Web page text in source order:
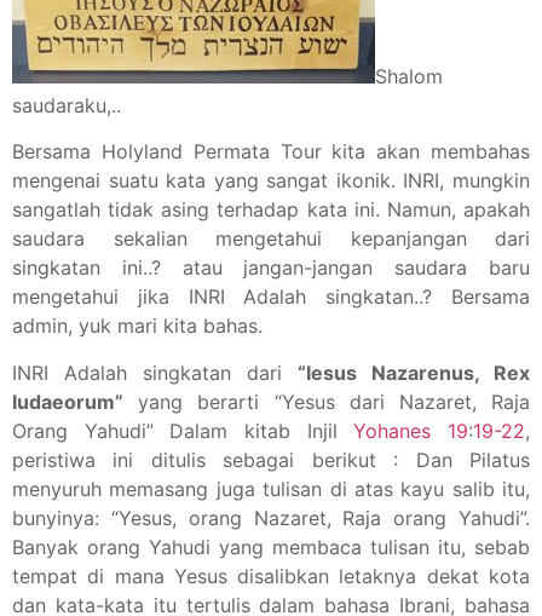
Shalom
saudaraku,..
Bersama Holyland Permata Tour kita akan membahas
mengenai suatu kata yang sangat ikonik. INRI, mungkin
sangatlah tidak asing terhadap kata ini. Namun, apakah
saudara sekalian mengetahui kepanjangan dari
singkatan ini..? atau jangan-jangan saudara baru
mengetahui jika INRI Adalah singkatan..? Bersama
admin, yuk mari kita bahas.
INRI Adalah singkatan dari “Iesus Nazarenus, Rex
Iudaeorum” yang berarti “Yesus dari Nazaret, Raja
Orang Yahudi” Dalam kitab InjilYohanes 19:19-22,
peristiwa ini ditulis sebagai berikut : Dan Pilatus
menyuruh memasang juga tulisan di atas kayu salib itu,
bunyinya: “Yesus, orang Nazaret, Raja orang Yahudi”.
Banyak orang Yahudi yang membaca tulisan itu, sebab
tempat di mana Yesus disalibkan letaknya dekat kota
dan kata-kata itu tertulis dalam bahasa Ibrani, bahasa